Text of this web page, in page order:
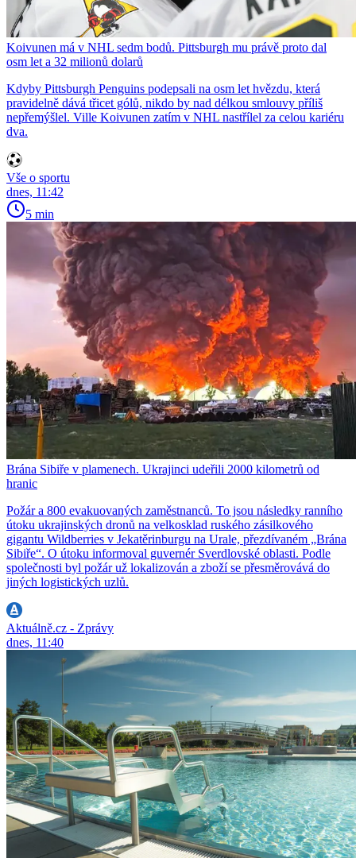
Koivunen má v NHL sedm bodů. Pittsburgh mu právě proto dal
osm let a 32 milionů dolarů
Kdyby Pittsburgh Penguins podepsali na osm let hvězdu, která
pravidelně dává třicet gólů, nikdo by nad délkou smlouvy příliš
nepřemýšlel. Ville Koivunen zatím v NHL nastřílel za celou kariéru
dva.
Vše o sportu
dnes, 11:42
5 min
Brána Sibiře v plamenech. Ukrajinci udeřili 2000 kilometrů od
hranic
Požár a 800 evakuovaných zaměstnanců. To jsou následky ranního
útoku ukrajinských dronů na velkosklad ruského zásilkového
gigantu Wildberries v Jekatěrinburgu na Urale, přezdívaném „Brána
Sibiře“. O útoku informoval guvernér Sverdlovské oblasti. Podle
společnosti byl požár už lokalizován a zboží se přesměrovává do
jiných logistických uzlů.
Aktuálně.cz - Zprávy
dnes, 11:40